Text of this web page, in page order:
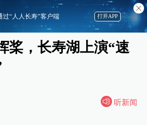
桨，长寿湖上演“速
听新闻
过“人人长寿”客户端 打开APP